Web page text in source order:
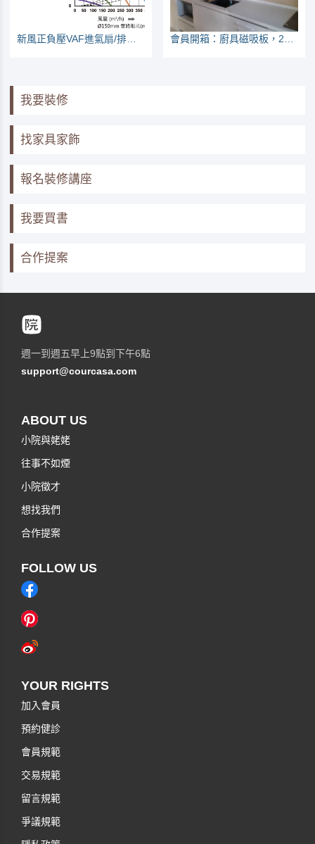
我要裝修
找家具家飾
報名裝修講座
我要買書
合作提案
週一到週五早上9點到下午6點
support@courcasa.com
ABOUT US
小院與姥姥
往事不如煙
小院徵才
想找我們
合作提案
FOLLOW US
YOUR RIGHTS
加入會員
預約健診
會員規範
交易規範
留言規範
爭議規範